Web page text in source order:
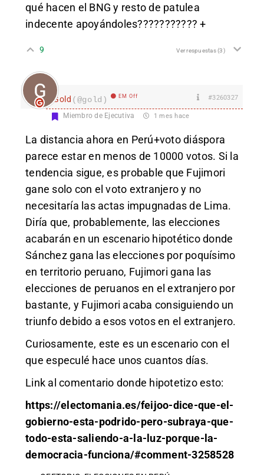
qué hacen el BNG y resto de patulea
indecente apoyándoles??????????? +
9 Ver respuestas(3)
Gold (@gold) EM Off #3260327
Miembro de Ejecutiva 1 mes hace
La distancia ahora en Perú+voto diáspora
parece estar en menos de 10000 votos. Si la
tendencia sigue, es probable que Fujimori
gane solo con el voto extranjero y no
necesitaría las actas impugnadas de Lima.
Diría que, probablemente, las elecciones
acabarán en un escenario hipotético donde
Sánchez gana las elecciones por poquísimo
en territorio peruano, Fujimori gana las
elecciones de peruanos en el extranjero por
bastante, y Fujimori acaba consiguiendo un
triunfo debido a esos votos en el extranjero.
Curiosamente, este es un escenario con el
que especulé hace unos cuantos días.
Link al comentario donde hipotetizo esto:
https://electomania.es/feijoo-dice-que-el-
gobierno-esta-podrido-pero-subraya-que-
todo-esta-saliendo-a-la-luz-porque-la-
democracia-funciona/#comment-3258528